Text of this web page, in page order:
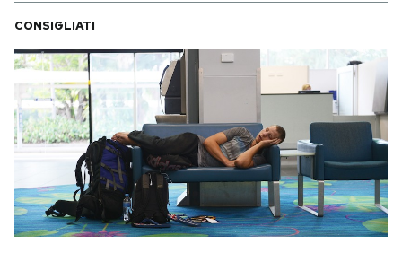
CONSIGLIATI